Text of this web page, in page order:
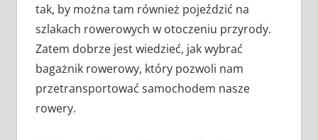
tak, by można tam również pojeździć na
szlakach rowerowych w otoczeniu przyrody.
Zatem dobrze jest wiedzieć, jak wybrać
bagażnik rowerowy, który pozwoli nam
przetransportować samochodem nasze
rowery.